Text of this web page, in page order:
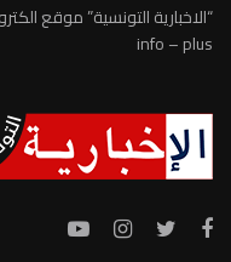
“الاخبارية التونسية” موقع
info – plus